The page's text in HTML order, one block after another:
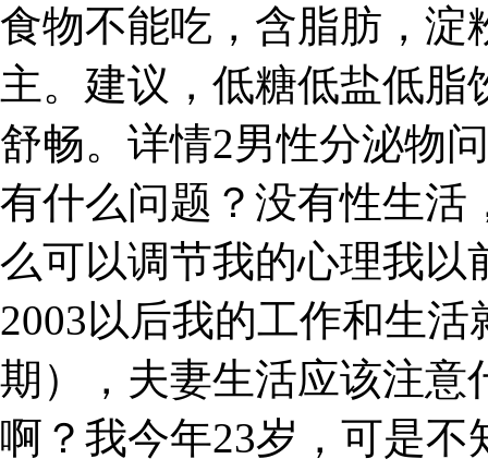
食物不能吃，含脂肪，淀
主。建议，低糖低盐低
舒畅。详情2男性分泌物
有什么问题？没有性生活
么可以调节我的心理我以
2003以后我的工作和生
期），夫妻生活应该注意
啊？我今年23岁，可是